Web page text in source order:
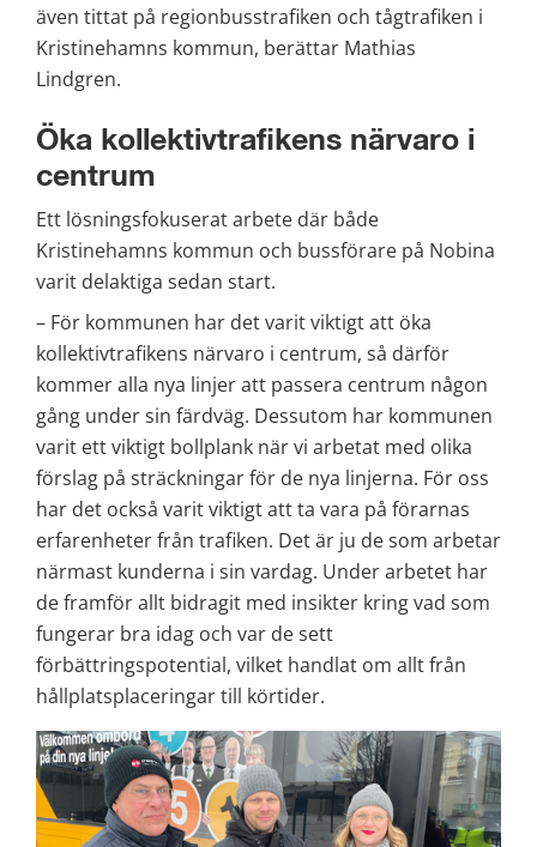
även tittat på regionbusstrafiken och tågtrafiken i
Kristinehamns kommun, berättar Mathias
Lindgren.
Öka kollektivtrafikens närvaro i
centrum
Ett lösningsfokuserat arbete där både
Kristinehamns kommun och bussförare på Nobina
varit delaktiga sedan start.
– För kommunen har det varit viktigt att öka
kollektivtrafikens närvaro i centrum, så därför
kommer alla nya linjer att passera centrum någon
gång under sin färdväg. Dessutom har kommunen
varit ett viktigt bollplank när vi arbetat med olika
förslag på sträckningar för de nya linjerna. För oss
har det också varit viktigt att ta vara på förarnas
erfarenheter från trafiken. Det är ju de som arbetar
närmast kunderna i sin vardag. Under arbetet har
de framför allt bidragit med insikter kring vad som
fungerar bra idag och var de sett
förbättringspotential, vilket handlat om allt från
hållplatsplaceringar till körtider.